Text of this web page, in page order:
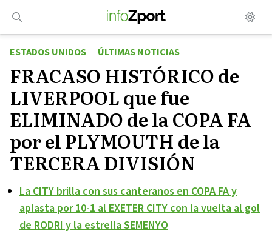
contenido
ESTADOS UNIDOS
ÚLTIMAS NOTICIAS
FRACASO HISTÓRICO de
LIVERPOOL que fue
ELIMINADO de la COPA FA
por el PLYMOUTH de la
TERCERA DIVISIÓN
La CITY brilla con sus canteranos en COPA FA y
aplasta por 10-1 al EXETER CITY con la vuelta al gol
de RODRI y la estrella SEMENYO